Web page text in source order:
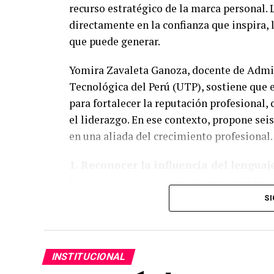
historias en el libro “Orgullo
Las inscripciones son totalmente
emprendedores con negocios formales
iniciativa, Caja Arequipa reafirma su
crecimiento de los emprendedores
Sobre Orgullo Emprendedor
el desarrollo del país. En dos ediciones,
https://
recurso estratégico de la marca
directamente en la confianza que
que puede generar.
Yomira Zavaleta Ganoza, docente de
Tecnológica del Perú (UTP), sostiene
para fortalecer la reputación
el liderazgo. En ese contexto, propone
en una aliada del crecimiento profesional.
transmiten más que información;
de expresiones negativas o dubitativas
lenguaje claro, preciso y positivo
recomendable identificar muletillas,
reemplazarlos por un discurso con más
INSTITUCIONAL